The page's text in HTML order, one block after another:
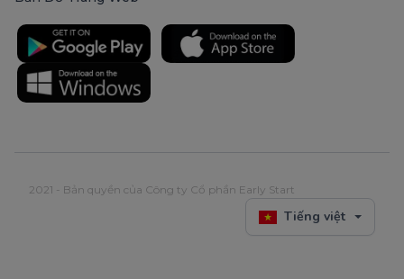
2021 - Bản quyền của Công ty Cổ phần Early Start
Tiếng việt